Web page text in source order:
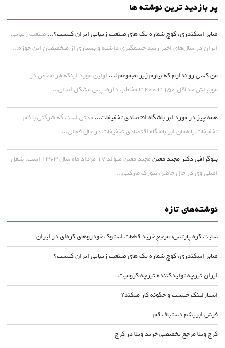
پر بازدید ترین نوشته ها
صابر اسکندری، کوچ شماره یک های صنعت زیبایی ایران کیست؟... صنعت زیبایی
ایران در سال‌های اخیر رشد چشمگیری داشته و بسیاری از متخصصان این حوزه...
من کسی رو ندارم که بیارم زیر مجموعم !... اولین مورد اینکه هر شخص در
موبایلش حداقل ۱۵۰ تا ۲۰۰ تا مخاطب داره، پس مشکل اصلی...
همه چیز در مورد ابر باشگاه اقتصادی تخفیفات... مدتی است که شرکتی با نام
تخفیفات یا همان ابر باشگاه اقتصادی تخفیفات در حال فعالی...
بیوگرافی دکتر مجید معین
مجید معین متولد ۱۷ مرداد ماه سال ۱۳۶۳ است. شغل
اصلی وی در حال حاضر، نتورک مارکتی...
نوشته‌های تازه
سایت کره پارتس؛ مرجع خرید قطعات استوک خودروهای کره‌ای در ایران
صابر اسکندری، کوچ شماره یک های صنعت زیبایی ایران کیست؟
ایران تیرچه تولیدکننده تیرچه کرومیت
استارلینک چیست و چگونه کار میکند؟
فرش ابریشم دستباف قم
کرج ویلا مرجع تخصصی خرید ویلا در کرج